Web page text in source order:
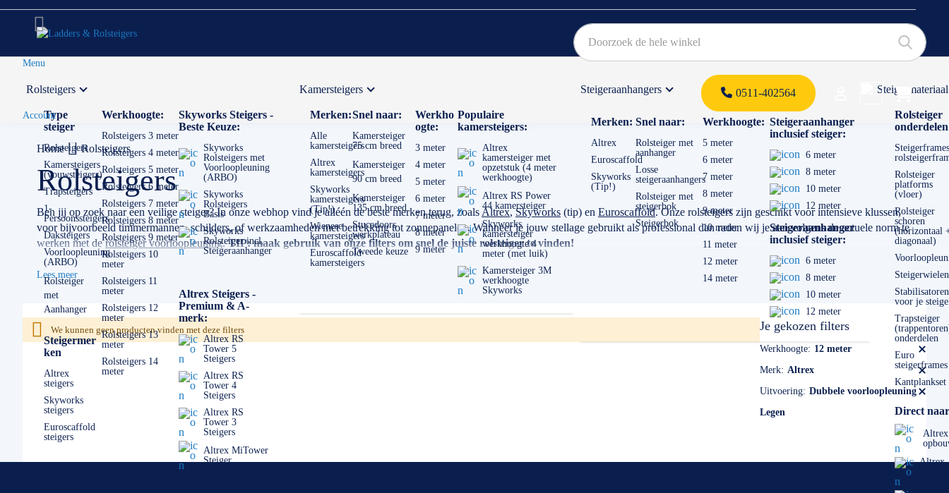
0511-402564
Menu
Rolsteigers
Type
steiger
Rolsteigers
Kamersteigers
(vouwsteigers)
Trapsteigers
1-
Persoonssteigers
Daksteigers
Voorloopleuning
(ARBO)
Rolsteiger
met
Aanhanger
Steigermer
ken
Altrex
steigers
Skyworks
steigers
Euroscaffold
steigers
Werkhoogte:
Rolsteigers 3 meter
Rolsteigers 4 meter
Rolsteigers 5 meter
Rolsteigers 6 meter
Rolsteigers 7 meter
Rolsteigers 8 meter
Rolsteigers 9 meter
Rolsteigers 10
meter
Rolsteigers 11
meter
Rolsteigers 12
meter
Rolsteigers 13
meter
Rolsteigers 14
meter
Skyworks Steigers -
Beste Keuze:
Skyworks
Rolsteigers met
Voorloopleuning
(ARBO)
Skyworks
Rolsteigers
Basis
Skyworks
Rolsteiger incl.
Steigeraanhanger
Altrex Steigers -
Premium & A-
merk:
Altrex RS
Tower 5
Steigers
Altrex RS
Tower 4
Steigers
Altrex RS
Tower 3
Steigers
Altrex MiTower
Steiger
Kamersteigers
Merken:
Alle
kamersteigers
Altrex
kamersteigers
Skyworks
kamersteigers
(Tip!)
Wienese
kamersteigers
Euroscaffold
kamersteigers
Snel naar:
Kamersteiger
75 cm breed
Kamersteiger
90 cm breed
Kamersteiger
135 cm breed
Stucadoors
werkplateau
Tweede keuze
Werkho
ogte:
3 meter
4 meter
5 meter
6 meter
7 meter
8 meter
9 meter
Populaire
kamersteigers:
Altrex
kamersteiger met
opzetstuk (4 meter
werkhoogte)
Altrex RS Power
44 kamersteiger
Skyworks
kamersteiger
werkhoogte 4
meter (met luik)
Kamersteiger 3M
werkhoogte
Skyworks
Steigeraanhangers
Merken:
Altrex
Euroscaffold
Skyworks
(Tip!)
Snel naar:
Rolsteiger met
aanhanger
Losse
steigeraanhangers
Rolsteiger met
steigerbok
Steigerbok
Werkhoogte:
5 meter
6 meter
7 meter
8 meter
9 meter
10 meter
11 meter
12 meter
14 meter
Steigeraanhanger
inclusief steiger:
6 meter
8 meter
10 meter
12 meter
Steigeraanhanger
inclusief steiger:
6 meter
8 meter
10 meter
12 meter
Steigermateriaal
Rolsteiger
Rolsteiger
platforms
(vloer)
Rolsteiger
schoren
(horizontaal
diagonaal)
Steigerwielen
Stabilisatoren
voor je
Trapsteiger
onderdelen
Euro
steigerframes
Kantplankset
Direct
Altrex
Altrex
Account
Home Rolsteigers
Rolsteigers
Ben jij op zoek naar een veilige steiger? In onze webhop vind je alléén de beste merken terug, zoals Altrex,Skyworks (tip) en Euroscaffold. Onze rolsteigers zijn geschikt voor intensieve klussen,
voor bijvoorbeeld timmermannen, schilders, of werkzaamheden met betrekking tot zonnepanelen. Wanneer je jouw stellage gebruikt als professional dan raden wij je aan volgens de actuele norm te
werken met derolsteiger voorloopleuning.TIP: maak gebruik van onze filters om snel de juiste rolsteiger te vinden!
✅Voor 12U besteld = volgende werkdag op locatie
✅Vrijblijvende offerteop maat
✅ Contact:
0511- 40 25 64 mail
Lees meer
We kunnen geen producten vinden met deze filters Je gekozen filters
Werkhoogte
12 meter
Merk
Altrex
Uitvoering
Dubbele voorloopleuning
Legen